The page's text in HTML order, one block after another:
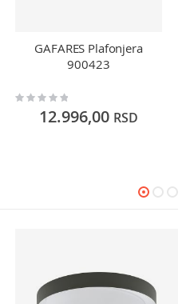
GAFARES Plafonjera
900423
Rating:
12.996,00 RSD